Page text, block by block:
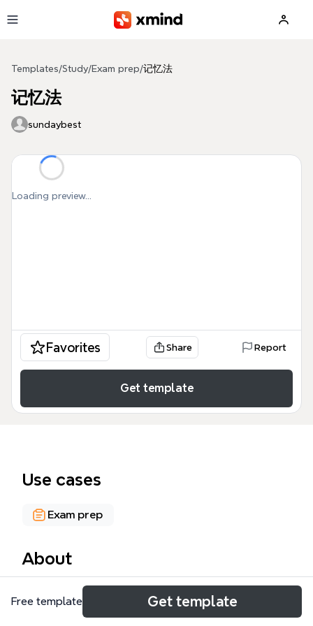
Templates/Study/Exam prep/记忆法
记忆法
sundaybest
Loading preview...
Favorites Share Report
Get template
Use cases
Exam prep
About
记忆法思维导图模板由129个节点组成，系统覆盖记忆
训练的核心方法与实践技巧。模板从六大概论（兴趣、
Free template Get template